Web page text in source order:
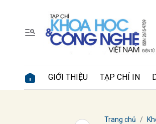
GIỚI THIỆU TẠP CHÍ IN
Trang chủ